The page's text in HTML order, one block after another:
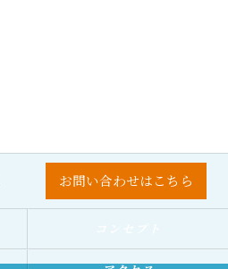
お問い合わせはこちら